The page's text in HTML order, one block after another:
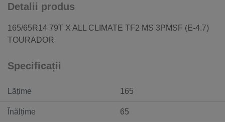
Detalii produs
165/65R14 79T X ALL CLIMATE TF2 MS 3PMSF (E-4.7)
TOURADOR
Specificații
Lățime 165
Înălțime 65